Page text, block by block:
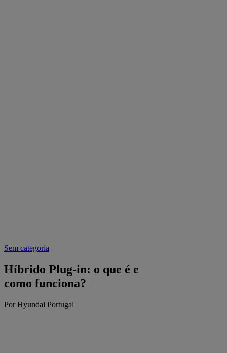
Sem categoria
Híbrido Plug-in: o que é e
como funciona?
Por Hyundai Portugal